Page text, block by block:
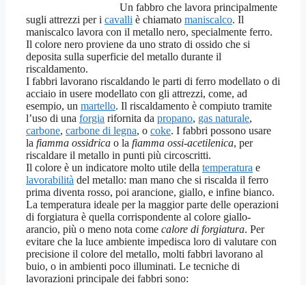
Un fabbro che lavora principalmente
sugli attrezzi per i cavalli è chiamato maniscalco. Il
maniscalco lavora con il metallo nero, specialmente ferro.
Il colore nero proviene da uno strato di ossido che si
deposita sulla superficie del metallo durante il
riscaldamento.
I fabbri lavorano riscaldando le parti di ferro modellato o di
acciaio in usere modellato con gli attrezzi, come, ad
esempio, un martello. Il riscaldamento è compiuto tramite
l’uso di una forgia rifornita da propano, gas naturale,
carbone, carbone di legna, o coke. I fabbri possono usare
la fiamma ossidrica o la fiamma ossi-acetilenica, per
riscaldare il metallo in punti più circoscritti.
Il colore è un indicatore molto utile della temperatura e
lavorabilità del metallo: man mano che si riscalda il ferro
prima diventa rosso, poi arancione, giallo, e infine bianco.
La temperatura ideale per la maggior parte delle operazioni
di forgiatura è quella corrispondente al colore giallo-
arancio, più o meno nota come calore di forgiatura. Per
evitare che la luce ambiente impedisca loro di valutare con
precisione il colore del metallo, molti fabbri lavorano al
buio, o in ambienti poco illuminati. Le tecniche di
lavorazioni principale dei fabbri sono: